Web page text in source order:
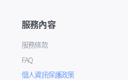
服務內容
服務條款
FAQ
個人資訊保護政策